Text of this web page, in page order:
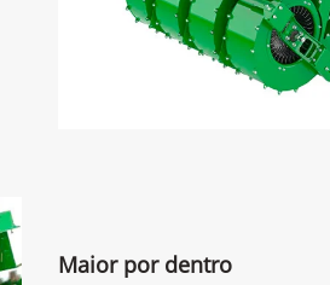
Maior por dentro